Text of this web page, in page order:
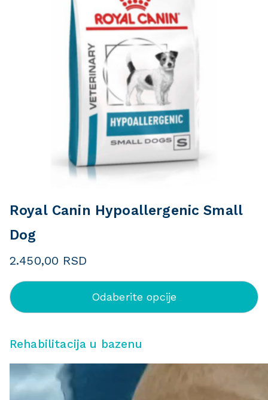
Royal Canin Hypoallergenic Small
Dog
2.450,00 RSD
Odaberite opcije
Rehabilitacija u bazenu